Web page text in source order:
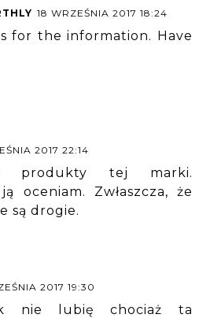
18 WRZEŚNIA 2017 18:24
for the information. Have
2017 22:14
produkty tej marki.
oceniam. Zwłaszcza, że
są drogie.
2017 19:30
nie lubię chociaż ta